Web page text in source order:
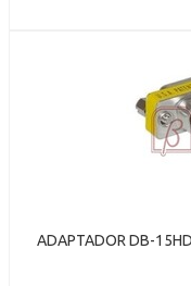
ADAPTADOR DB-